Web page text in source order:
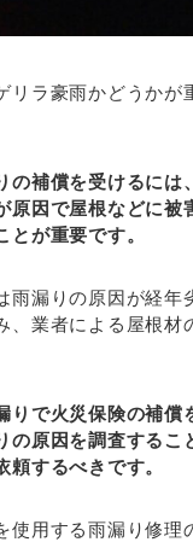
リラ豪雨かどうかが
の補償を受けるには
原因で屋根などに被
とが重要です。
雨漏りの原因が経年
、業者による屋根材
りで火災保険の補償
の原因を調査するこ
頼するべきです。
使用する雨漏り修理